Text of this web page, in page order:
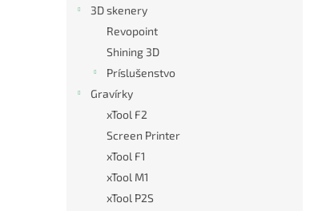
3D skenery
Revopoint
Shining 3D
Príslušenstvo
Gravírky
xTool F2
Screen Printer
xTool F1
xTool M1
xTool P2S